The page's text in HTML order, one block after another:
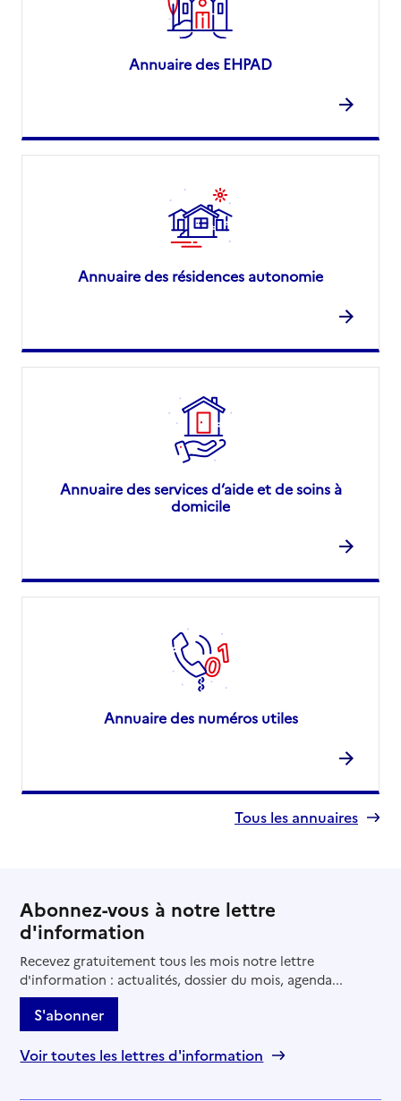
Annuaire des EHPAD
Annuaire des résidences autonomie
Annuaire des services d’aide et de soins à
domicile
Annuaire des numéros utiles
Tous les annuaires
Abonnez-vous à notre lettre
d'information
Recevez gratuitement tous les mois notre lettre
d'information : actualités, dossier du mois, agenda...
S'abonner
Voir toutes les lettres d'information